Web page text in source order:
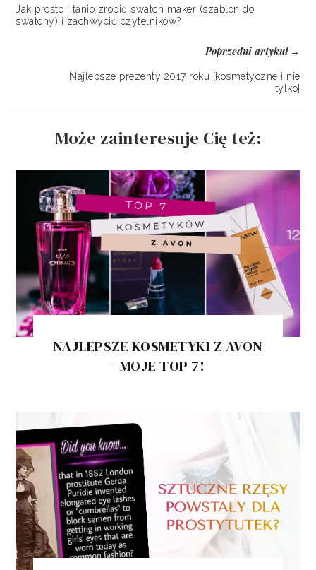
Jak prosto i tanio zrobić swatch maker (szablon do
swatchy) i zachwycić czytelników?
Poprzedni artykuł→
Najlepsze prezenty 2017 roku {kosmetyczne i nie
tylko}
Może zainteresuje Cię też:
NAJLEPSZE KOSMETYKI Z AVON
- MOJE TOP 7!